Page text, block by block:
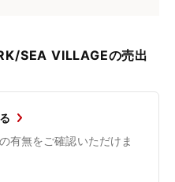
SEA VILLAGEの売出
有無をご確認いただけま